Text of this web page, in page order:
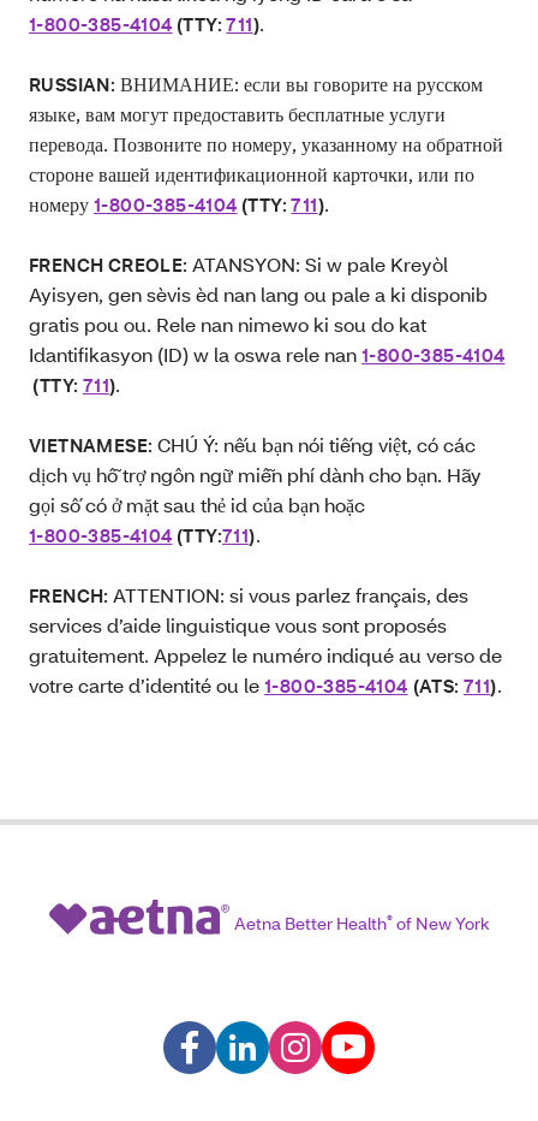
1-800-385-4104 (TTY:711).
RUSSIAN: ВНИМАНИЕ: если вы говорите на русском
языке, вам могут предоставить бесплатные услуги
перевода. Позвоните по номеру, указанному на обратной
стороне вашей идентификационной карточки, или по
номеру 1-800-385-4104 (TTY:711).
FRENCH CREOLE: ATANSYON: Si w pale Kreyòl
Ayisyen, gen sèvis èd nan lang ou pale a ki disponib
gratis pou ou. Rele nan nimewo ki sou do kat
Idantifikasyon (ID) w la oswa rele nan 1-800-385-4104
(TTY: 711).
VIETNAMESE: CHÚ Ý: nếu bạn nói tiếng việt, có các
dịch vụ hỗ trợ ngôn ngữ miễn phí dành cho bạn. Hãy
gọi số có ở mặt sau thẻ id của bạn hoặc
1-800-385-4104 (TTY:711).
FRENCH:ATTENTION: si vous parlez français, des
services d’aide linguistique vous sont proposés
gratuitement. Appelez le numéro indiqué au verso de
votre carte d’identité ou le 1-800-385-4104 (ATS:711).
Aetna Better Health®of New York